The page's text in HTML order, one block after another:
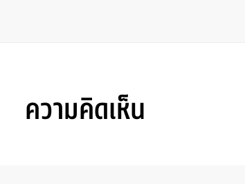
ความคิดเห็น